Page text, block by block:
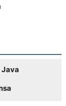
Java